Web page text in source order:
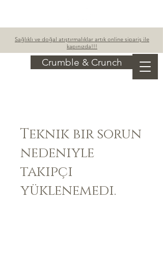
Sağlıklı ve doğal atıştırmalıklar artık online sipariş ile
kapınızda!!!
Crumble & Crunch
Teknik bir sorun
nedeniyle
takipçi
yüklenemedi.